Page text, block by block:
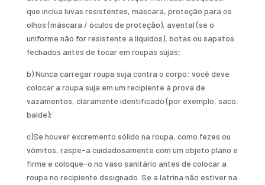
que inclua luvas resistentes, máscara, proteção para os
olhos (máscara / óculos de proteção), avental (se o
uniforme não for resistente a líquidos), botas ou sapatos
fechados antes de tocar em roupas sujas;
b) Nunca carregar roupa suja contra o corpo: você deve
colocar a roupa suja em um recipiente à prova de
vazamentos, claramente identificado (por exemplo, saco,
balde);
c)Se houver excremento sólido na roupa, como fezes ou
vômitos, raspe-a cuidadosamente com um objeto plano e
firme e coloque-o no vaso sanitário antes de colocar a
roupa no recipiente designado. Se a latrina não estiver na